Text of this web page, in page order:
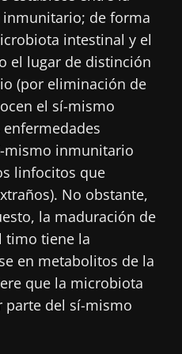
de forma
intestinal y el
el lugar de distinción
(por eliminación de
el sí-mismo
mismo inmunitario
linfocitos que
No obstante,
la maduración de
timo tiene la
en metabolitos de la
que la microbiota
del sí-mismo
y de dejar
informado
la microbiota para
y reciba el
Magazine" que
informado sobre la
para recibir más
Magazine" que
informado sobre la
para recibir más
condiciones generales
protección de datos
Institute